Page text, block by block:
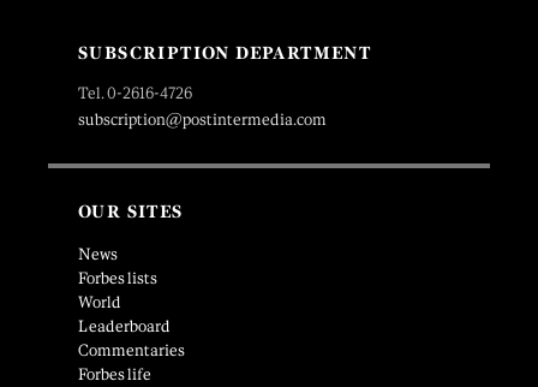
SUBSCRIPTION DEPARTMENT
Tel. 0-2616-4726
subscription@postintermedia.com
OUR SITES
News
Forbes lists
World
Leaderboard
Commentaries
Forbes life